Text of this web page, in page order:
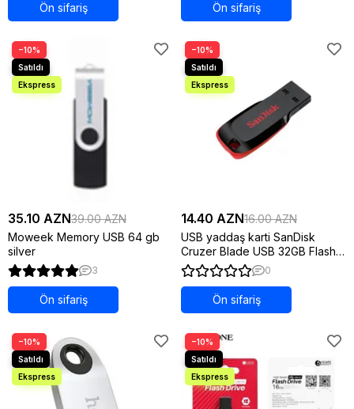
Ön sifariş Ön sifariş
−10%
35.10 AZN39.00 AZN
Moweek Memory USB 64 gb
silver
3
Ön sifariş
−10%
14.40 AZN16.00 AZN
USB yaddaş karti SanDisk
Cruzer Blade USB 32GB Flash
Drive
0
Ön sifariş
−10% −10%